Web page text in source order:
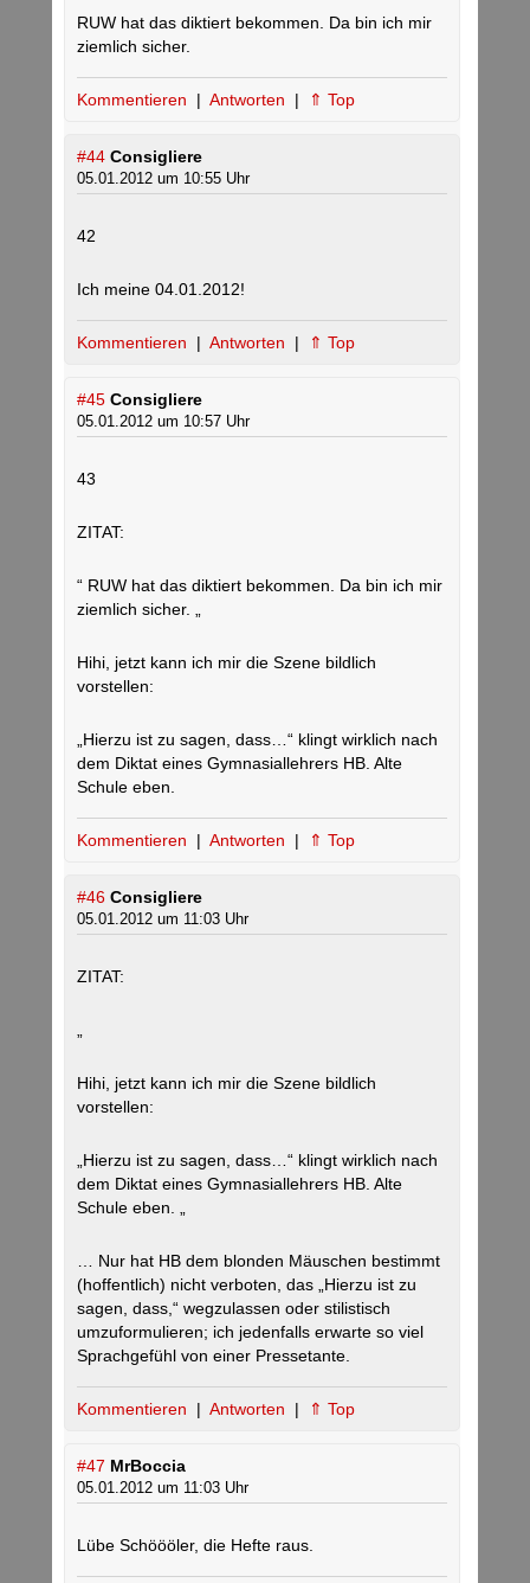
RUW hat das diktiert bekommen. Da bin ich mir
ziemlich sicher.
Kommentieren | Antworten | ⇑ Top
#44 Consigliere
05.01.2012 um 10:55 Uhr
42
Ich meine 04.01.2012!
Kommentieren | Antworten | ⇑ Top
#45 Consigliere
05.01.2012 um 10:57 Uhr
43
ZITAT:
“ RUW hat das diktiert bekommen. Da bin ich mir
ziemlich sicher. „
Hihi, jetzt kann ich mir die Szene bildlich
vorstellen:
„Hierzu ist zu sagen, dass…“ klingt wirklich nach
dem Diktat eines Gymnasiallehrers HB. Alte
Schule eben.
Kommentieren | Antworten | ⇑ Top
#46 Consigliere
05.01.2012 um 11:03 Uhr
ZITAT:
Hihi, jetzt kann ich mir die Szene bildlich
vorstellen:
„Hierzu ist zu sagen, dass…“ klingt wirklich nach
dem Diktat eines Gymnasiallehrers HB. Alte
Schule eben. „
… Nur hat HB dem blonden Mäuschen bestimmt
(hoffentlich) nicht verboten, das „Hierzu ist zu
sagen, dass,“ wegzulassen oder stilistisch
umzuformulieren; ich jedenfalls erwarte so viel
Sprachgefühl von einer Pressetante.
Kommentieren | Antworten | ⇑ Top
#47 MrBoccia
05.01.2012 um 11:03 Uhr
Lübe Schöööler, die Hefte raus.